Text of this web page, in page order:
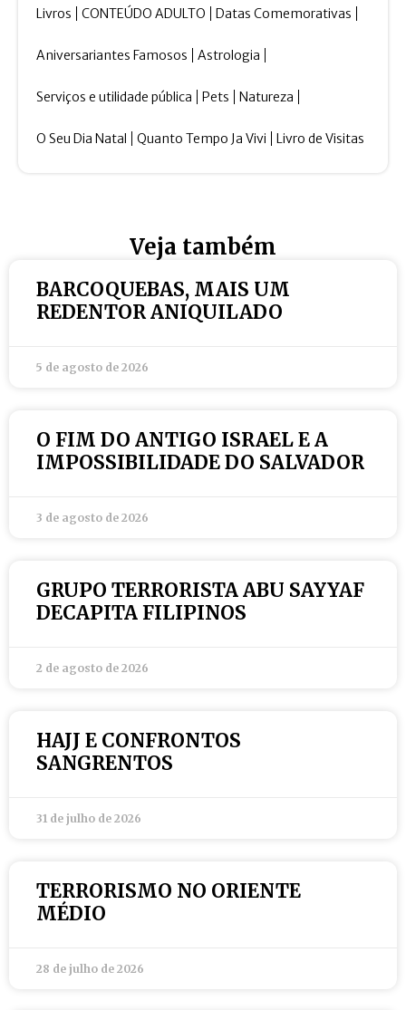
Livros CONTEÚDO ADULTO Datas Comemorativas
Aniversariantes Famosos Astrologia
Serviços e utilidade pública Pets Natureza
O Seu Dia Natal Quanto Tempo Ja Vivi Livro de Visitas
Veja também
BARCOQUEBAS, MAIS UM
REDENTOR ANIQUILADO
5 de agosto de 2026
O FIM DO ANTIGO ISRAEL E A
IMPOSSIBILIDADE DO SALVADOR
3 de agosto de 2026
GRUPO TERRORISTA ABU SAYYAF
DECAPITA FILIPINOS
2 de agosto de 2026
HAJJ E CONFRONTOS
SANGRENTOS
31 de julho de 2026
TERRORISMO NO ORIENTE
MÉDIO
28 de julho de 2026